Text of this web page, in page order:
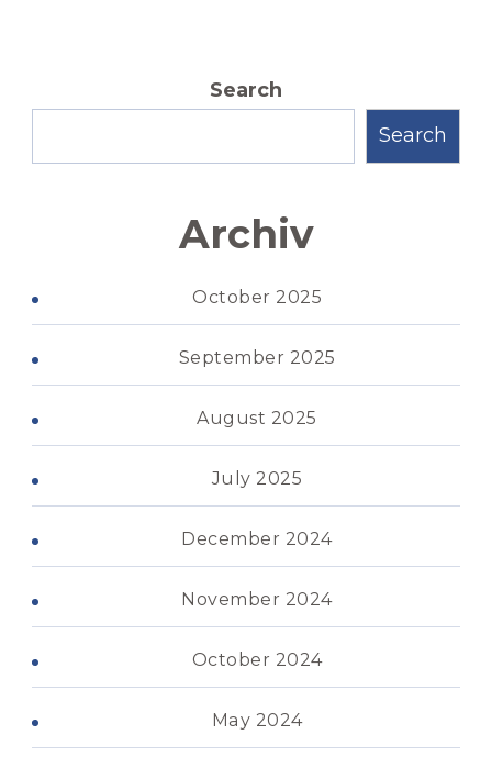
Search
Search
Archiv
October 2025
September 2025
August 2025
July 2025
December 2024
November 2024
October 2024
May 2024